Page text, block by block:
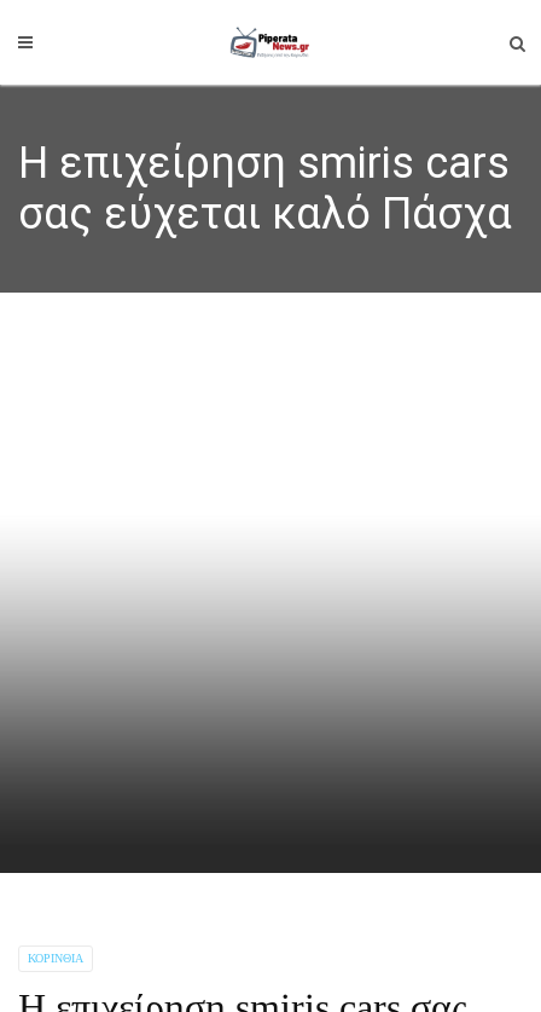
Η επιχείρηση smiris cars
σας εύχεται καλό Πάσχα
ΚΟΡΙΝΘΊΑ